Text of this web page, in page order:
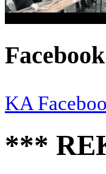
KA
***